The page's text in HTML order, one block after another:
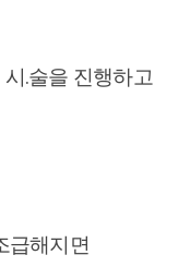
.술을 진행하고
급해지면